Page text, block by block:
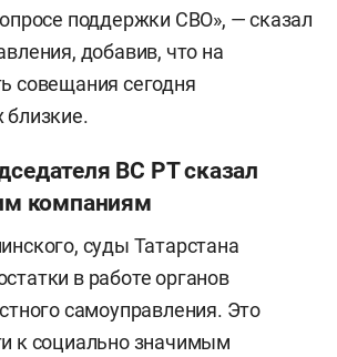
поддержки СВО», — сказал
добавив, что на
совещания сегодня
близкие.
ВС РТ сказал
компаниям
суды Татарстана
в работе органов
самоуправления. Это
к социально значимым